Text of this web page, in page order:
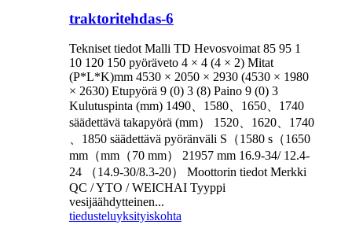
traktoritehdas-6
Tekniset tiedot Malli TD Hevosvoimat 85 95 1
10 120 150 pyöräveto 4 × 4 (4 × 2) Mitat
(P*L*K)mm 4530 × 2050 × 2930 (4530 × 1980
× 2630) Etupyörä 9 (0) 3 (8) Paino 9 (0) 3
Kulutuspinta (mm) 1490、1580、1650、1740
säädettävä takapyörä (mm） 1520、1620、1740
、1850 säädettävä pyöränväli S（1580 s（1650
mm（mm（70 mm） 21957 mm 16.9-34/ 12.4-
24 （14.9-30/8.3-20） Moottorin tiedot Merkki
QC / YTO / WEICHAI Tyyppi
vesijäähdytteinen...
tiedusteluyksityiskohta